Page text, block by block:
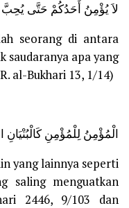
لاَ يُؤْمِنُ أَحَدُكُمْ حَتَّى
seorang di antara
saudaranya apa yang
al-Bukhari 13, 1/14)
الْمُؤْمِنُ لِلْمُؤْمِنِ
yang lainnya seperti
saling menguatkan
2446, 9/103 dan